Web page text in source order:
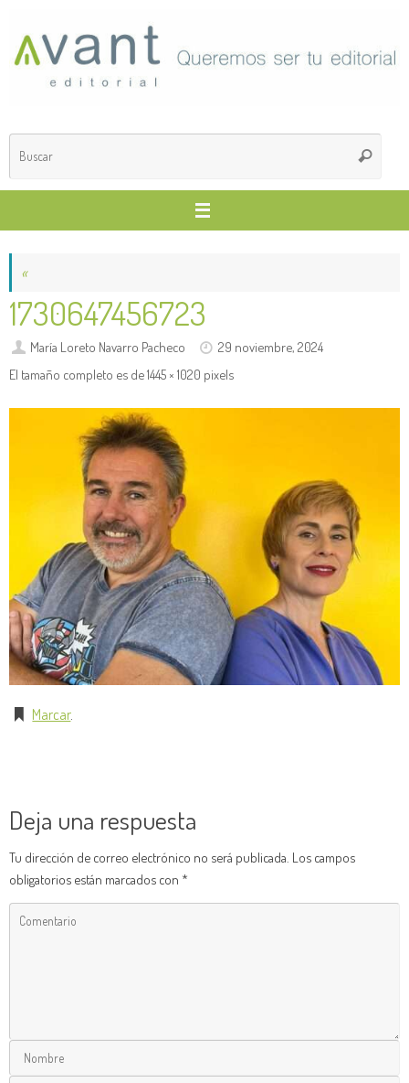
contenido
Buscar
«
1730647456723
María Loreto Navarro Pacheco
29 noviembre, 2024
El tamaño completo es de1445 × 1020 pixels
Marcar.
Deja una respuesta
Tu dirección de correo electrónico no será publicada. Los campos
obligatorios están marcados con *